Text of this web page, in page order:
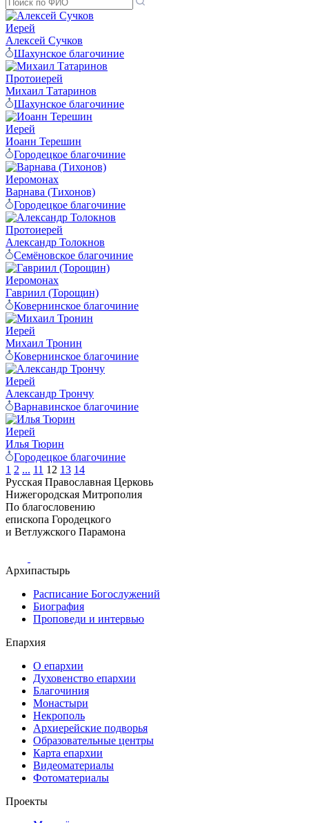
Иерей
Алексей Сучков
Шахунское благочиние
Протоиерей
Михаил Татаринов
Шахунское благочиние
Иерей
Иоанн Терешин
Городецкое благочиние
Иеромонах
Варнава (Тихонов)
Городецкое благочиние
Протоиерей
Александр Толокнов
Семёновское благочиние
Иеромонах
Гавриил (Торощин)
Ковернинское благочиние
Иерей
Михаил Тронин
Ковернинское благочиние
Иерей
Александр Трончу
Варнавинское благочиние
Иерей
Илья Тюрин
Городецкое благочиние
1 2 ... 11 12 13 14
Русская Православная Церковь
Нижегородская Митрополия
По благословению
епископа Городецкого
и Ветлужского Парамона
Архипастырь
Расписание Богослужений
Биография
Проповеди и интервью
Епархия
О епархии
Духовенство епархии
Благочиния
Монастыри
Некрополь
Архиерейские подворья
Образовательные центры
Карта епархии
Видеоматериалы
Фотоматериалы
Проекты